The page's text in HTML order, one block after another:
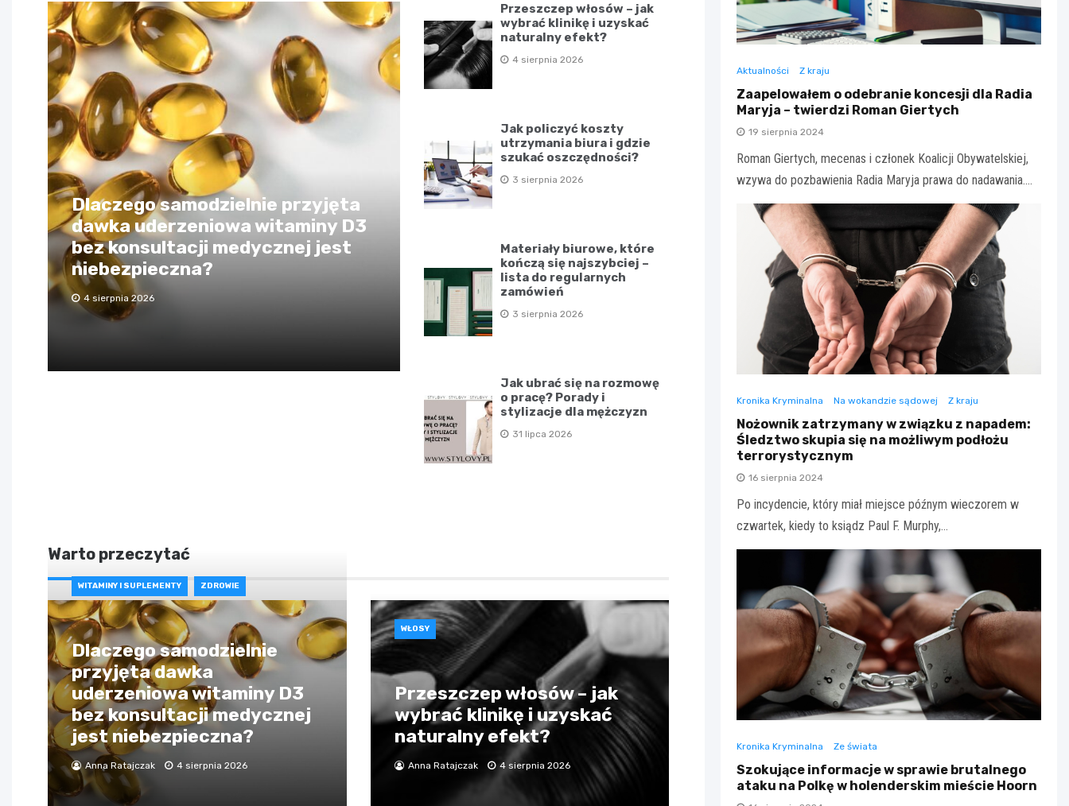
Dlaczego samodzielnie przyjęta
dawka uderzeniowa witaminy D3
bez konsultacji medycznej jest
niebezpieczna?
4 sierpnia 2026
Przeszczep włosów – jak
wybrać klinikę i uzyskać
naturalny efekt?
4 sierpnia 2026
Jak policzyć koszty
utrzymania biura i gdzie
szukać oszczędności?
3 sierpnia 2026
Materiały biurowe, które
kończą się najszybciej –
lista do regularnych
zamówień
3 sierpnia 2026
Jak ubrać się na rozmowę
o pracę? Porady i
stylizacje dla mężczyzn
31 lipca 2026
Warto przeczytać
WITAMINY I SUPLEMENTY ZDROWIE
Dlaczego samodzielnie
przyjęta dawka
uderzeniowa witaminy D3
bez konsultacji medycznej
jest niebezpieczna?
Anna Ratajczak 4 sierpnia 2026
WŁOSY
Przeszczep włosów – jak
wybrać klinikę i uzyskać
naturalny efekt?
Anna Ratajczak 4 sierpnia 2026
Aktualności Z kraju
Zaapelowałem o odebranie koncesji dla Radia
Maryja – twierdzi Roman Giertych
19 sierpnia 2024
Roman Giertych, mecenas i członek Koalicji Obywatelskiej,
wzywa do pozbawienia Radia Maryja prawa do nadawania.…
Kronika Kryminalna Na wokandzie sądowej Z kraju
Nożownik zatrzymany w związku z napadem:
Śledztwo skupia się na możliwym podłożu
terrorystycznym
16 sierpnia 2024
Po incydencie, który miał miejsce późnym wieczorem w
czwartek, kiedy to ksiądz Paul F. Murphy,…
Kronika Kryminalna Ze świata
Szokujące informacje w sprawie brutalnego
ataku na Polkę w holenderskim mieście Hoorn